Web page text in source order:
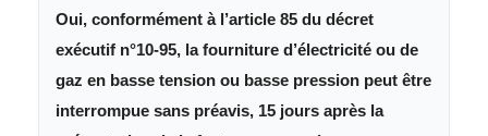
Oui, conformément à l’article 85 du décret
exécutif n°10-95, la fourniture d’électricité ou de
gaz en basse tension ou basse pression peut être
interrompue sans préavis, 15 jours après la